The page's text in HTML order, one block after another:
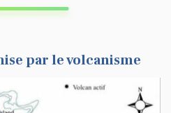
par le volcanisme